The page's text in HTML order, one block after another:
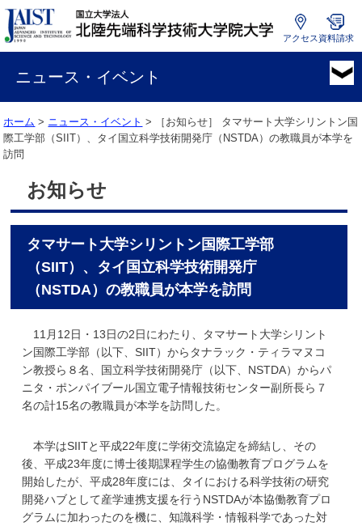
国
学
法
人
北
端
アクセス 資料請求
ニュース・イベント
ホーム > ニュース・イベント > ［お知らせ］ タマサート大学シリントン国
際工学部（SIIT）、タイ国立科学技術開発庁（NSTDA）の教職員が本学を
訪問
お知らせ
タマサート大学シリントン国際工学部
（SIIT）、タイ国立科学技術開発庁
（NSTDA）の教職員が本学を訪問
11月12日・13日の2日にわたり、タマサート大学シリント
ン国際工学部（以下、SIIT）からタナラック・ティラマヌコ
ン教授ら８名、国立科学技術開発庁（以下、NSTDA）からパ
ニタ・ポンパイブール国立電子情報技術センター副所長ら７
名の計15名の教職員が本学を訪問した。
本学はSIITと平成22年度に学術交流協定を締結し、その
後、平成23年度に博士後期課程学生の協働教育プログラムを
開始したが、平成28年度には、タイにおける科学技術の研究
開発ハブとして産学連携支援を行うNSTDAが本協働教育プロ
グラムに加わったのを機に、知識科学・情報科学であった対